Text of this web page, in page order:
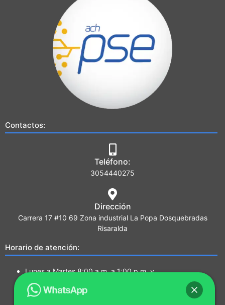
Contactos:
Teléfono:
3054440275
Dirección
Carrera 17 #10 69 Zona industrial La Popa Dosquebradas
Risaralda
Horario de atención:
Lunes a Martes 8:00 a.m. a 1:00 p.m. y
2:00 p.m. a 5:00 p.m.
Miércoles a Jueves 7:00a.m a 1:00 p.m. y